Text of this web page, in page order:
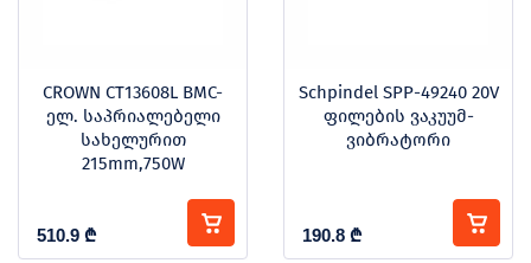
CROWN CT13608L BMC-
ელ. საპრიალებელი
სახელურით
215mm,750W
510.9 ₾
Schpindel SPP-49240 20V
ფილების ვაკუუმ-
ვიბრატორი
190.8 ₾